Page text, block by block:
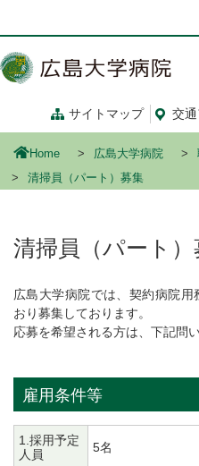
コ
ン
移
サイトマップ 交通
Home 広島大学病院
清掃員（パート）募集
清掃員（パート）
広島大学病院では、契約病院
おり募集しております。
応募を希望される方は、下記問
雇用条件等
1.採用予定
人員
5名